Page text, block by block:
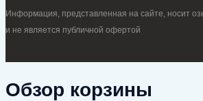
Информация, представленная на сайте, носит
и не является публичной офертой
Обзор корзины